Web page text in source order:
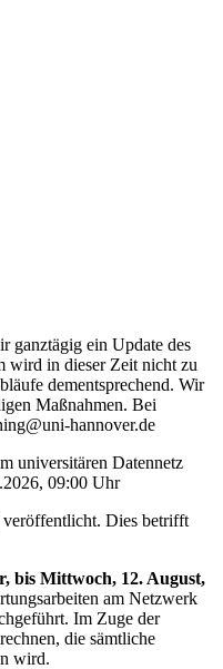
ganztägig ein Update des
in dieser Zeit nicht zu
dementsprechend. Wir
Maßnahmen. Bei
hannover.de
universitären Datennetz
09:00 Uhr
Dies betrifft
bis Mittwoch, 12. August,
am Netzwerk
Im Zuge der
die sämtliche
wird.